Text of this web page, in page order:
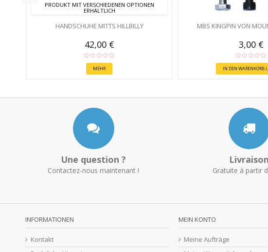
PRODUKT MIT VERSCHIEDENEN OPTIONEN
ERHÄLTLICH
HANDSCHUHE MITTS HILLBILLY
42,00 €
MEHR
MBS KINGPIN VON
3,00 €
IN DEN WARENKORB
Une question ?
Contactez-nous maintenant !
Livraison
Gratuite à partir
INFORMATIONEN
Kontakt
MEIN KONTO
Meine Aufträge